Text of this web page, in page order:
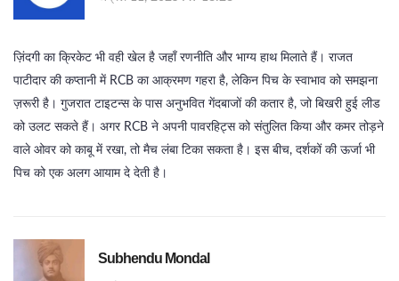
ज़िंदगी का क्रिकेट भी वही खेल है जहाँ रणनीति और भाग्य हाथ मिलाते हैं। राजत
पाटीदार की कप्तानी में RCB का आक्रमण गहरा है, लेकिन पिच के स्वाभाव को समझना
ज़रूरी है। गुजरात टाइटन्स के पास अनुभवित गेंदबाजों की कतार है, जो बिखरी हुई लीड
को उलट सकते हैं। अगर RCB ने अपनी पावरहिट्स को संतुलित किया और कमर तोड़ने
वाले ओवर को काबू में रखा, तो मैच लंबा टिका सकता है। इस बीच, दर्शकों की ऊर्जा भी
पिच को एक अलग आयाम दे देती है।
Subhendu Mondal